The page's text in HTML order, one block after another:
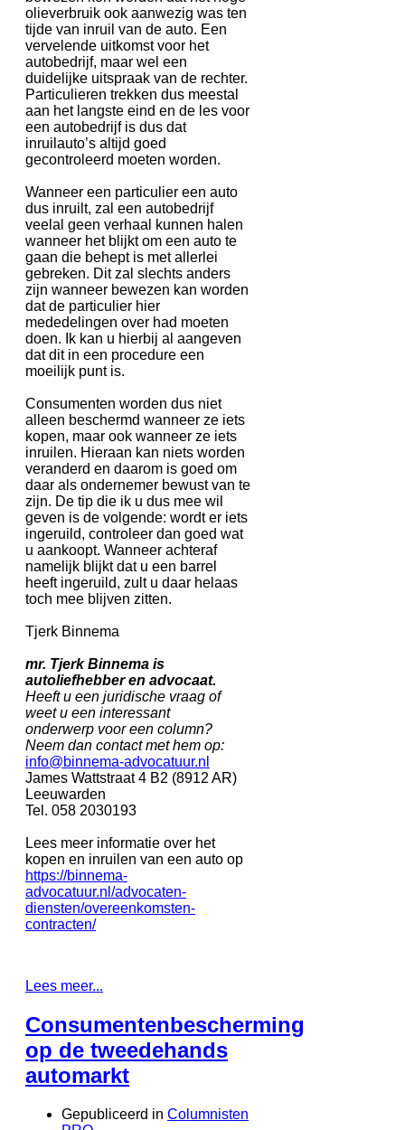
olieverbruik ook aanwezig was ten
tijde van inruil van de auto. Een
vervelende uitkomst voor het
autobedrijf, maar wel een
duidelijke uitspraak van de rechter.
Particulieren trekken dus meestal
aan het langste eind en de les voor
een autobedrijf is dus dat
inruilauto’s altijd goed
gecontroleerd moeten worden.
Wanneer een particulier een auto
dus inruilt, zal een autobedrijf
veelal geen verhaal kunnen halen
wanneer het blijkt om een auto te
gaan die behept is met allerlei
gebreken. Dit zal slechts anders
zijn wanneer bewezen kan worden
dat de particulier hier
mededelingen over had moeten
doen. Ik kan u hierbij al aangeven
dat dit in een procedure een
moeilijk punt is.
Consumenten worden dus niet
alleen beschermd wanneer ze iets
kopen, maar ook wanneer ze iets
inruilen. Hieraan kan niets worden
veranderd en daarom is goed om
daar als ondernemer bewust van te
zijn. De tip die ik u dus mee wil
geven is de volgende: wordt er iets
ingeruild, controleer dan goed wat
u aankoopt. Wanneer achteraf
namelijk blijkt dat u een barrel
heeft ingeruild, zult u daar helaas
toch mee blijven zitten.
Tjerk Binnema
mr. Tjerk Binnema is
autoliefhebber en advocaat.
Heeft u een juridische vraag of
weet u een interessant
onderwerp voor een column?
Neem dan contact met hem op:
info@binnema-advocatuur.nl
James Wattstraat 4 B2 (8912 AR)
Leeuwarden
Tel. 058 2030193
Lees meer informatie over het
kopen en inruilen van een auto op
https://binnema-
advocatuur.nl/advocaten-
diensten/overeenkomsten-
contracten/
Lees meer...
Consumentenbescherming
op de tweedehands
automarkt
Gepubliceerd in Columnisten